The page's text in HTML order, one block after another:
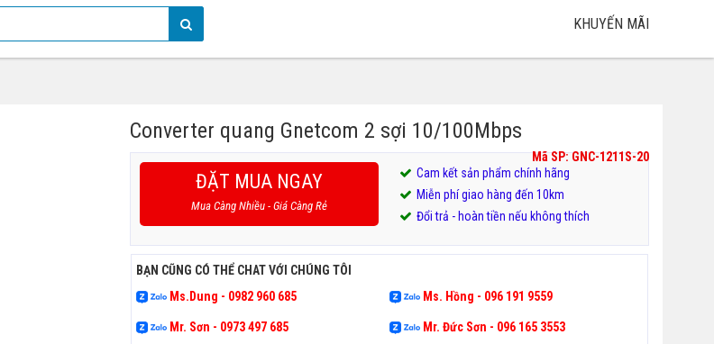
KHUYẾN MÃI
Converter quang Gnetcom 2 sợi 10/100Mbps
Mã SP: GNC-1211S-20
ĐẶT MUA NGAY
Mua Càng Nhiều - Giá Càng Rẻ
Cam kết sản phẩm chính hãng
Miễn phí giao hàng đến 10km
Đổi trả - hoàn tiền nếu không thích
BẠN CŨNG CÓ THỂ CHAT VỚI CHÚNG TÔI
Ms.Dung - 0982 960 685
Ms. Hồng - 096 191 9559
Mr. Sơn - 0973 497 685 Mr. Đức Sơn - 096 165 3553